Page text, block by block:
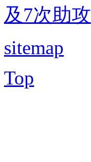
及7次助攻
sitemap
Top